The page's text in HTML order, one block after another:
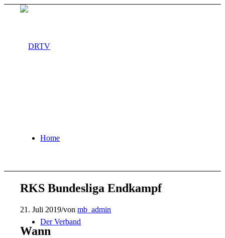
Home
Der Verband
RKS Bundesliga Endkampf
21. Juli 2019/vonmb_admin
Wann